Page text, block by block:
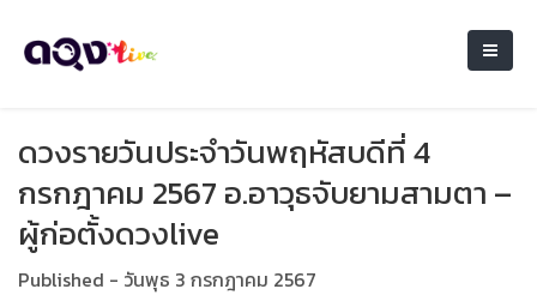
ดวงรายวันประจำวันพฤหัสบดีที่ 4
กรกฎาคม 2567 อ.อาวุธจับยามสามตา –
ผู้ก่อตั้งดวงlive
Published - วันพุธ 3 กรกฎาคม 2567